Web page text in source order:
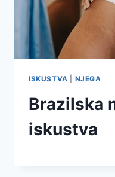
ISKUSTVA NJEGA
Brazilska
iskustva